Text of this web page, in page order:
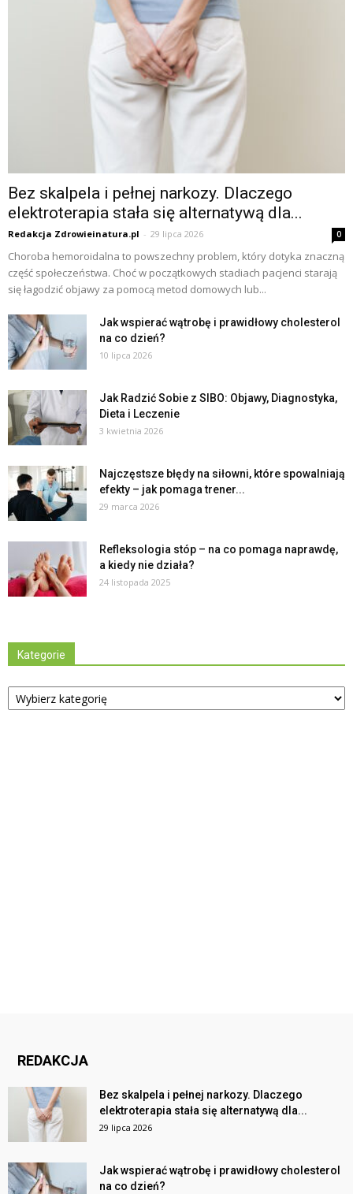
Bez skalpela i pełnej narkozy. Dlaczego
elektroterapia stała się alternatywą dla...
Redakcja Zdrowieinatura.pl - 29 lipca 2026 0
Choroba hemoroidalna to powszechny problem, który dotyka znaczną
część społeczeństwa. Choć w początkowych stadiach pacjenci starają
się łagodzić objawy za pomocą metod domowych lub...
Jak wspierać wątrobę i prawidłowy cholesterol
na co dzień?
10 lipca 2026
Jak Radzić Sobie z SIBO: Objawy, Diagnostyka,
Dieta i Leczenie
3 kwietnia 2026
Najczęstsze błędy na siłowni, które spowalniają
efekty – jak pomaga trener...
29 marca 2026
Refleksologia stóp – na co pomaga naprawdę,
a kiedy nie działa?
24 listopada 2025
Kategorie
Kategorie
REDAKCJA
Bez skalpela i pełnej narkozy. Dlaczego
elektroterapia stała się alternatywą dla...
29 lipca 2026
Jak wspierać wątrobę i prawidłowy cholesterol
na co dzień?